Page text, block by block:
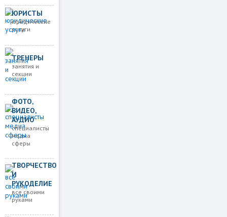
ЮРИСТЫ
юридические
услуги
ТРЕНЕРЫ
занятия и
секции
ФОТО,
ВИДЕО,
АУДИО
специалисты
медиа
сферы
ТВОРЧЕСТВО
И
РУКОДЕЛИЕ
все своими
руками